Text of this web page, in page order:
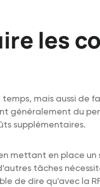
les
mais aussi de
généralement du
supplémentaires.
mettant en place un
tâches
de dire qu'avec la